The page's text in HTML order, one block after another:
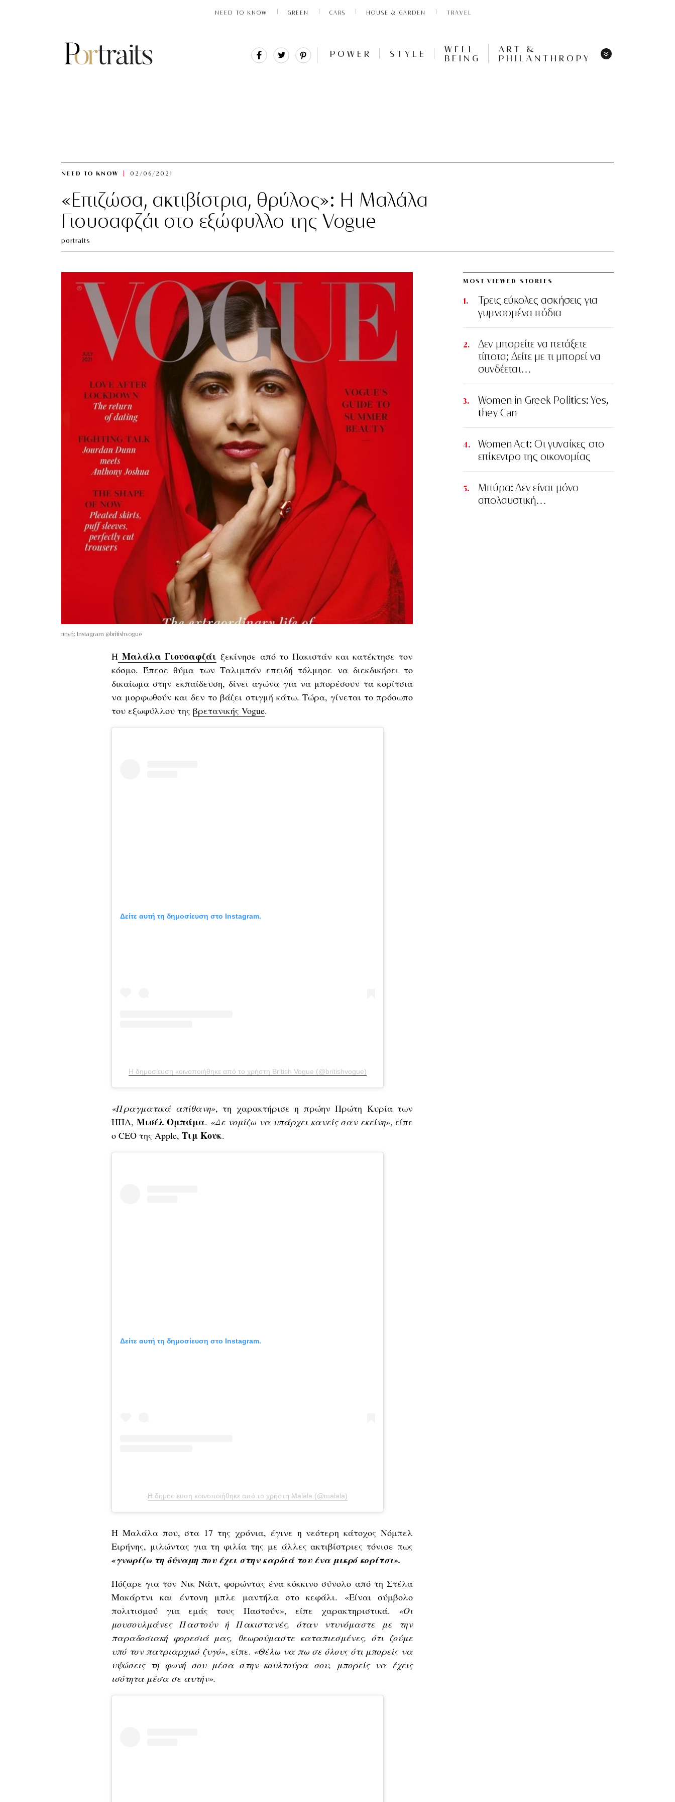
NEED TO KNOW GREEN CARS HOUSE & GARDEN TRAVEL
Share Tweet POWER STYLE
WELL
BEING
ART &
PHILANTHROPY
NEED TO KNOW 02/06/2021
«Επιζώσα, ακτιβίστρια, θρύλος»: H Mαλάλα
Γιουσαφζάι στο εξώφυλλο της Vogue
portraits
πηγή: Instagram @britishvogue
Η Μαλάλα Γιουσαφζάι ξεκίνησε από το Πακιστάν και κατέκτησε τον
κόσμο. Έπεσε θύμα των Ταλιμπάν επειδή τόλμησε να διεκδικήσει το
δικαίωμα στην εκπαίδευση, δίνει αγώνα για να μπορέσουν τα κορίτσια
να μορφωθούν και δεν το βάζει στιγμή κάτω. Τώρα, γίνεται το πρόσωπο
του εξωφύλλου της βρετανικής Vogue.
Δείτε αυτή τη δημοσίευση στο Instagram.
Η δημοσίευση κοινοποιήθηκε από το χρήστη British Vogue (@britishvogue)
«Πραγματικά απίθανη», τη χαρακτήρισε η πρώην Πρώτη Κυρία των
ΗΠΑ, Μισέλ Ομπάμα. «Δε νομίζω να υπάρχει κανείς σαν εκείνη», είπε
ο CEO της Apple, ΤιμΚουκ.
Δείτε αυτή τη δημοσίευση στο Instagram.
Η δημοσίευση κοινοποιήθηκε από το χρήστη Malala (@malala)
Η Μαλάλα που, στα 17 της χρόνια, έγινε η νεότερη κάτοχος Νόμπελ
Ειρήνης, μιλώντας για τη φιλία της με άλλες ακτιβίστριες τόνισε πως
«γνωρίζω τη δύναμη που έχει στην καρδιά του ένα μικρό κορίτσι».
Πόζαρε για τον Νικ Νάιτ, φορώντας ένα κόκκινο σύνολο από τη Στέλα
Μακάρτνι και έντονη μπλε μαντήλα στο κεφάλι. «Είναι σύμβολο
πολιτισμού για εμάς τους Παστούν», είπε χαρακτηριστικά. «Οι
μουσουλμάνες Παστούν ή Πακιστανές, όταν ντυνόμαστε με την
παραδοσιακή φορεσιά μας, θεωρούμαστε καταπιεσμένες, ότι ζούμε
υπό τον πατριαρχικό ζυγό», είπε. «Θέλω να πω σε όλους ότι μπορείς να
υψώσεις τη φωνή σου μέσα στην κουλτούρα σου, μπορείς να έχεις
ισότητα μέσα σε αυτήν».
MOST VIEWED STORIES
Τρεις εύκολες ασκήσεις για
γυμνασμένα πόδια
Δεν μπορείτε να πετάξετε
τίποτα; Δείτε με τι μπορεί να
συνδέεται…
Women in Greek Politics: Yes,
they Can
Women Act: Οι γυναίκες στο
επίκεντρο της οικονομίας
Μπύρα: Δεν είναι μόνο
απολαυστική…